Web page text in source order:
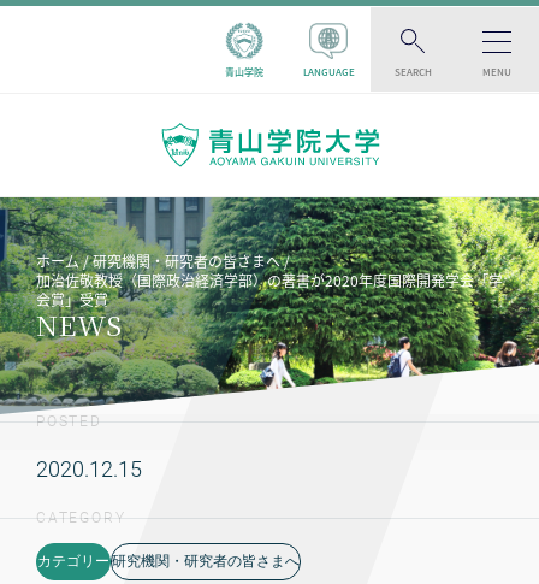
青山学院 LANGUAGE SEARCH MENU
ホーム
研究機関・研究者の皆さまへ
加治佐敬教授（国際政治経済学部）の著書が2020年度国際開発学会「学
会賞」受賞
NEWS
POSTED
2020.12.15
CATEGORY
カテゴリー 研究機関・研究者の皆さまへ